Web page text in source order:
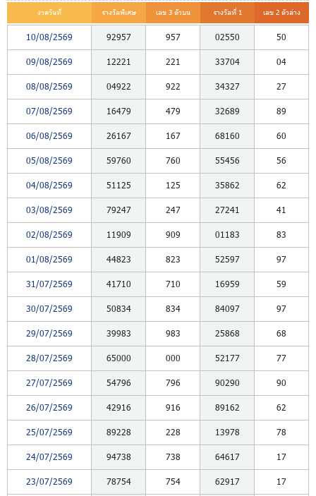
งวดวันที่ รางวัลพิเศษ เลข 3 ตัวบน รางวัลที่ 1 เลข 2 ตัวล่าง
10/08/2569 92957 957 02550 50
09/08/2569 12221 221 33704 04
08/08/2569 04922 922 34327 27
07/08/2569 16479 479 32689 89
06/08/2569 26167 167 68160 60
05/08/2569 59760 760 55456 56
04/08/2569 51125 125 35862 62
03/08/2569 79247 247 27241 41
02/08/2569 11909 909 01183 83
01/08/2569 44823 823 52597 97
31/07/2569 41710 710 16959 59
30/07/2569 50834 834 84097 97
29/07/2569 39983 983 25868 68
28/07/2569 65000 000 52177 77
27/07/2569 54796 796 90290 90
26/07/2569 42916 916 89162 62
25/07/2569 89228 228 13978 78
24/07/2569 94738 738 64617 17
23/07/2569 78754 754 62917 17